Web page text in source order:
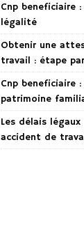
Cnp beneficiaire
légalité
Obtenir une
travail : étape
Cnp beneficiaire
patrimoine
Les délais
accident de